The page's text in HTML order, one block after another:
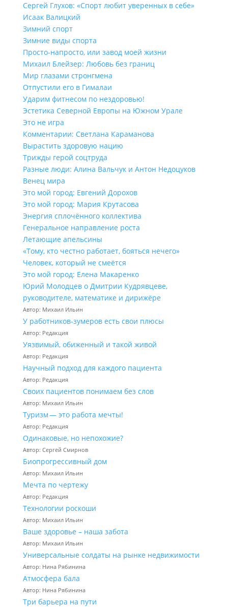
Сергей Глухов: «Спорт любит уверенных в себе»
Исаак Валицкий
Зимний спорт
Зимние виды спорта
Просто-напросто, или завод моей жизни
Михаил Блейзер: Любовь без границ
Мир глазами стронгмена
Отпустили его в Гималаи
Ударим фитнесом по нездоровью!
Эстетика Северной Европы на Южном Урале
Это не игра
Комментарии: Светлана Караманова
Вырастить здоровую нацию
Трижды герой соцтруда
Разные люди: Алина Вальчук и Антон Недоцуков
Венец мира
Это мой город: Евгений Дорохов
Это мой город: Мария Крутасова
Энергия сплочённого коллектива
Генеральное направление роста
Летающие апельсины
«Тому, кто честно работает, бояться нечего»
Человек, который не смеётся
Это мой город: Елена Макаренко
Юрий Молодцев о Дмитрии Кудрявцеве,
руководителе, математике и дирижёре
Автор: Михаил Ильин
У работников‑зумеров есть свои плюсы
Автор: Редакция
Уязвимый, обиженный и такой живой
Автор: Редакция
Научный подход для каждого пациента
Автор: Редакция
Своих пациентов понимаем без слов
Автор: Михаил Ильин
Туризм — это работа мечты!
Автор: Редакция
Одинаковые, но непохожие?
Автор: Сергей Смирнов
Биопрогрессивный дом
Автор: Михаил Ильин
Мечта по чертежу
Автор: Редакция
Технологии роскоши
Автор: Михаил Ильин
Ваше здоровье – наша забота
Автор: Михаил Ильин
Универсальные солдаты на рынке недвижимости
Автор: Нина Рябинина
Атмосфера бала
Автор: Нина Рябинина
Три барьера на пути